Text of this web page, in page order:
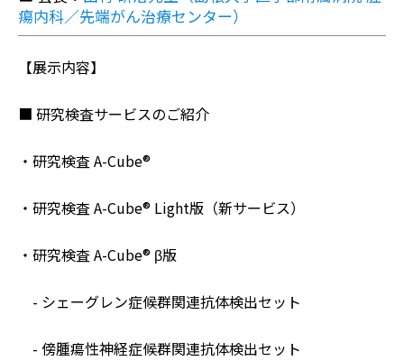
瘍内科／先端がん治療センター）
【展示内容】
■ 研究検査サービスのご紹介
・研究検査 A-Cube®
・研究検査 A-Cube® Light版（新サービス）
・研究検査 A-Cube® β版
- シェーグレン症候群関連抗体検出セット
- 傍腫瘍性神経症候群関連抗体検出セット